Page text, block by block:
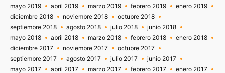
mayo 2019
abril 2019 marzo 2019 febrero 2019
enero 2019
diciembre 2018
noviembre 2018
octubre 2018
septiembre 2018
agosto 2018 julio 2018
junio 2018
mayo 2018
abril 2018 marzo 2018 febrero 2018
enero 2018
diciembre 2017
noviembre 2017
octubre 2017
septiembre 2017
agosto 2017 julio 2017
junio 2017
mayo 2017
abril 2017 marzo 2017 febrero 2017
enero 2017